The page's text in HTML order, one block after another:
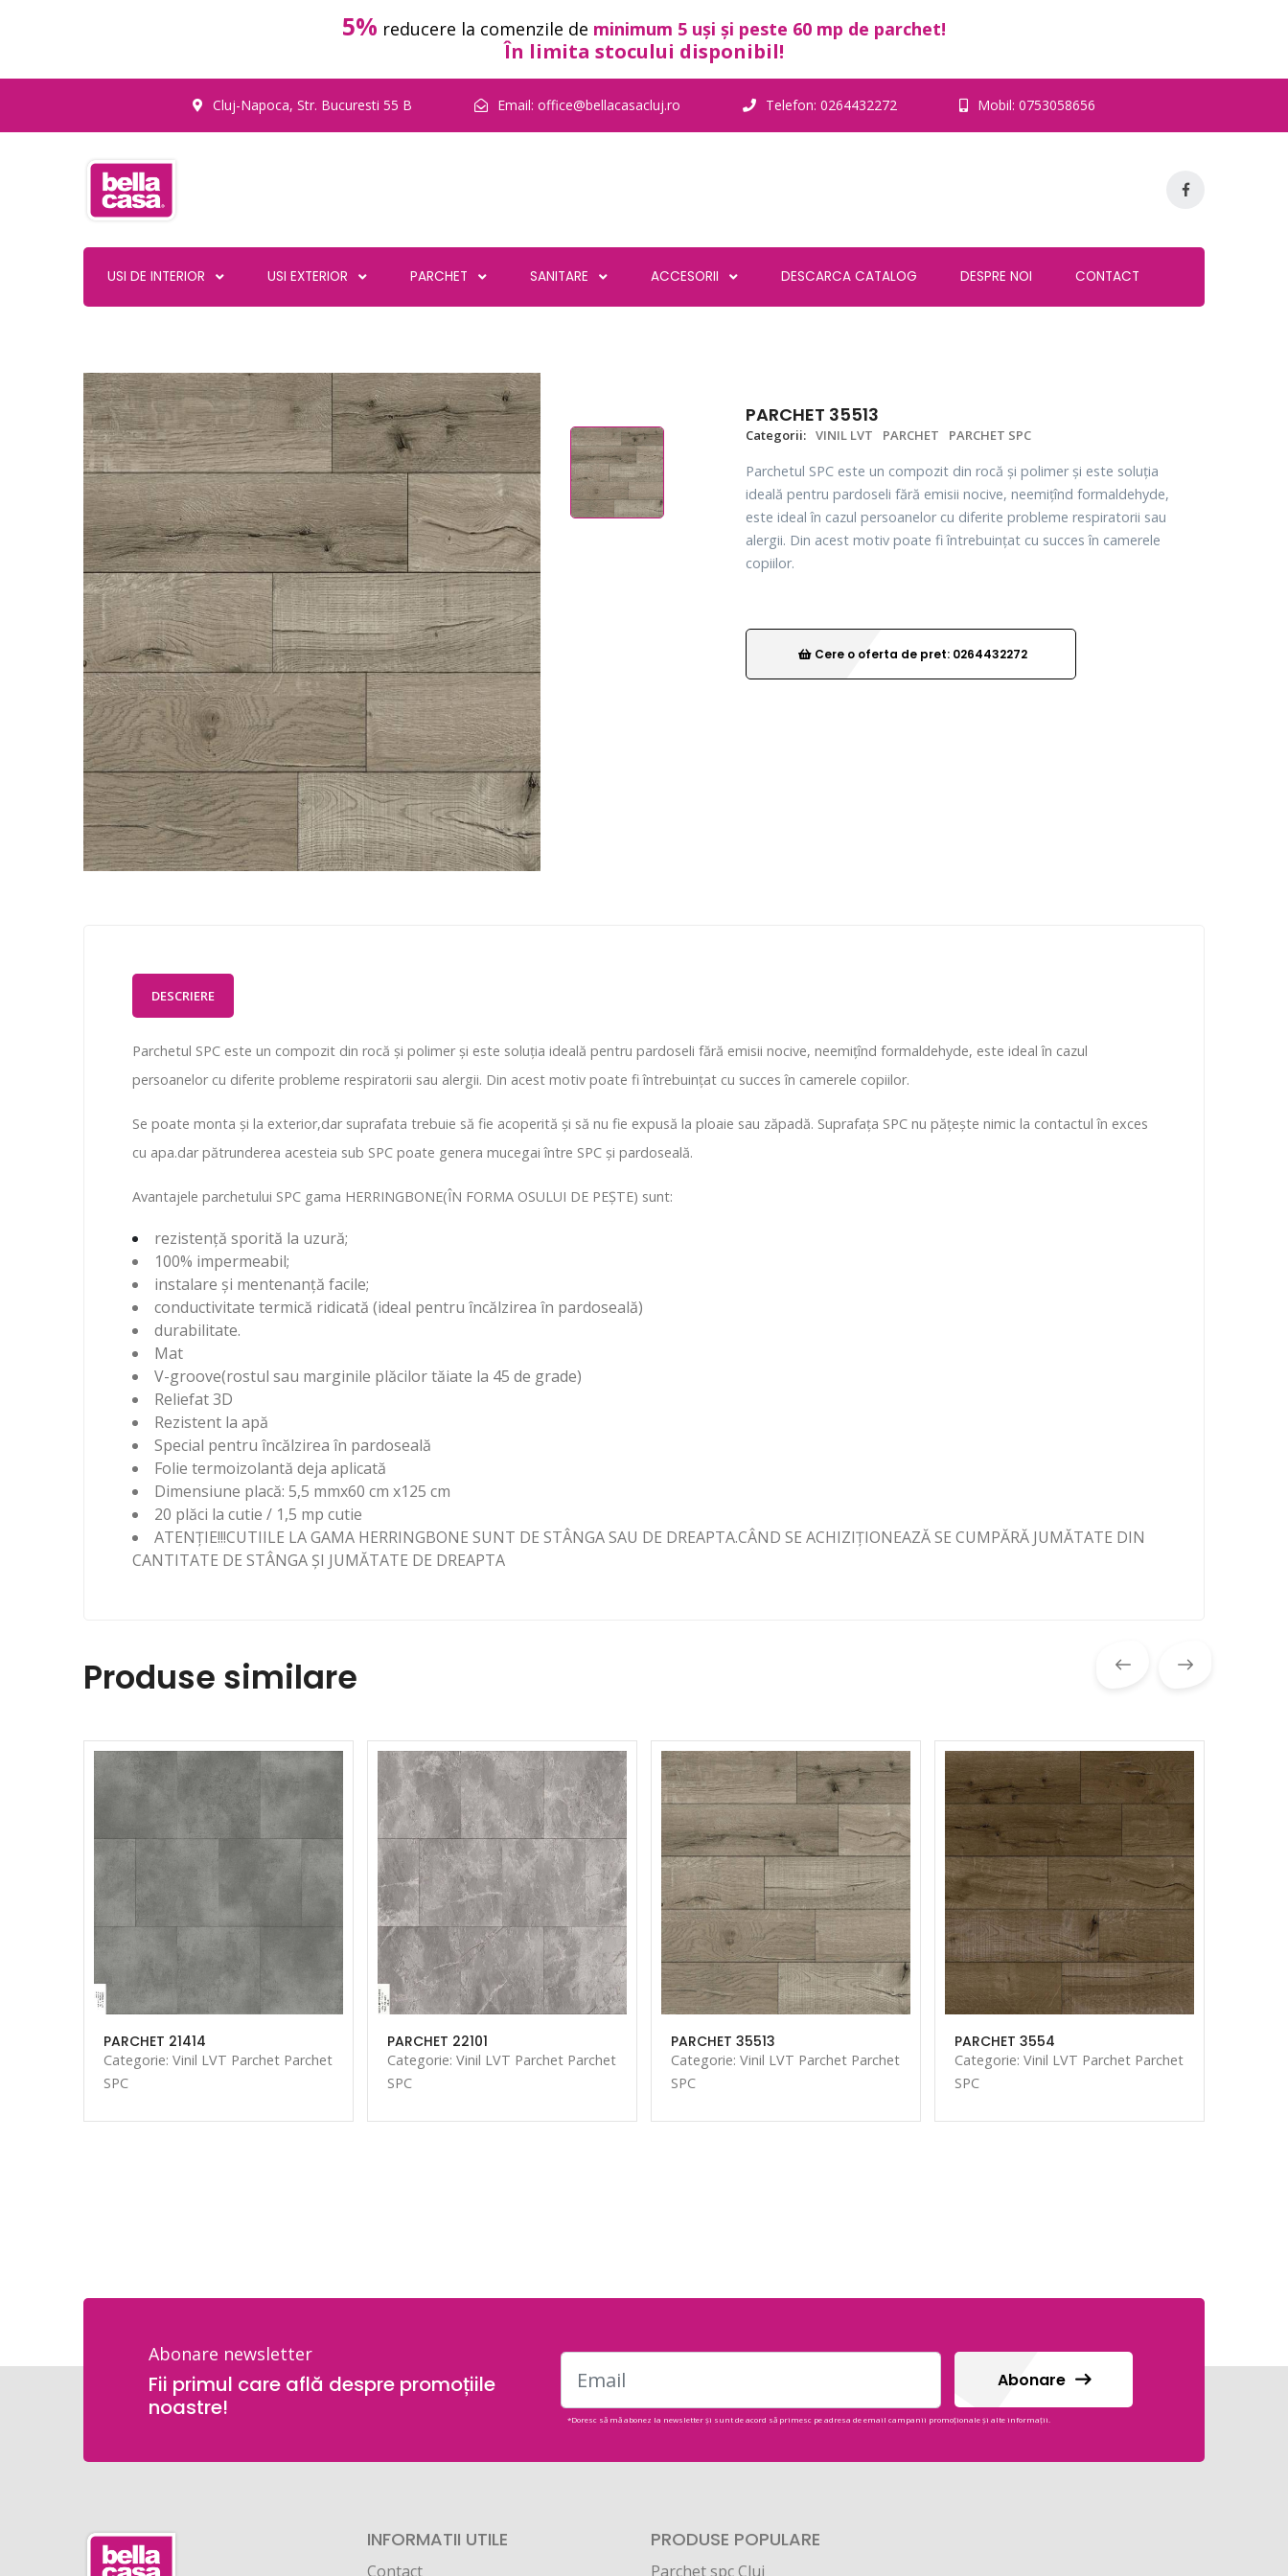
5% reducere la comenzile de minimum 5 uși și peste 60 mp de parchet!
În limita stocului disponibil!
Cluj-Napoca, Str. Bucuresti 55 B Email: office@bellacasacluj.ro Telefon: 0264432272 Mobil: 0753058656
USI DE INTERIOR USI EXTERIOR PARCHET SANITARE ACCESORII DESCARCA CATALOG DESPRE NOI CONTACT
PARCHET 35513
Categorii: VINIL LVT PARCHET PARCHET SPC
Parchetul SPC este un compozit din rocă și polimer și este soluția
ideală pentru pardoseli fără emisii nocive, neemițînd formaldehyde,
este ideal în cazul persoanelor cu diferite probleme respiratorii sau
alergii. Din acest motiv poate fi întrebuințat cu succes în camerele
copiilor.
Cere o oferta de pret: 0264432272
DESCRIERE
Parchetul SPC este un compozit din rocă și polimer și este soluția ideală pentru pardoseli fără emisii nocive, neemițînd formaldehyde, este ideal în cazul
persoanelor cu diferite probleme respiratorii sau alergii. Din acest motiv poate fi întrebuințat cu succes în camerele copiilor.
Se poate monta și la exterior,dar suprafata trebuie să fie acoperită și să nu fie expusă la ploaie sau zăpadă. Suprafața SPC nu pățește nimic la contactul în exces
cu apa.dar pătrunderea acesteia sub SPC poate genera mucegai între SPC și pardoseală.
Avantajele parchetului SPC gama HERRINGBONE(ÎN FORMA OSULUI DE PEȘTE) sunt:
rezistență sporită la uzură;
100% impermeabil;
instalare și mentenanță facile;
conductivitate termică ridicată (ideal pentru încălzirea în pardoseală)
durabilitate.
Mat
V-groove(rostul sau marginile plăcilor tăiate la 45 de grade)
Reliefat 3D
Rezistent la apă
Special pentru încălzirea în pardoseală
Folie termoizolantă deja aplicată
Dimensiune placă: 5,5 mmx60 cm x125 cm
20 plăci la cutie / 1,5 mp cutie
ATENȚIE!!!CUTIILE LA GAMA HERRINGBONE SUNT DE STÂNGA SAU DE DREAPTA.CÂND SE ACHIZIȚIONEAZĂ SE CUMPĂRĂ JUMĂTATE DIN
CANTITATE DE STÂNGA ȘI JUMĂTATE DE DREAPTA
Produse similare
PARCHET 21414
Categorie: Vinil LVT Parchet Parchet
SPC
PARCHET 22101
Categorie: Vinil LVT Parchet Parchet
SPC
PARCHET 35513
Categorie: Vinil LVT Parchet Parchet
SPC
PARCHET 3554
Categorie: Vinil LVT Parchet Parchet
SPC
Abonare newsletter
Fii primul care află despre promoțiile
noastre!
Abonare
*Doresc să mă abonez la newsletter și sunt de acord să primesc pe adresa de email campanii promoționale și alte informații.
INFORMATII UTILE
Contact
PRODUSE POPULARE
Parchet spc Cluj